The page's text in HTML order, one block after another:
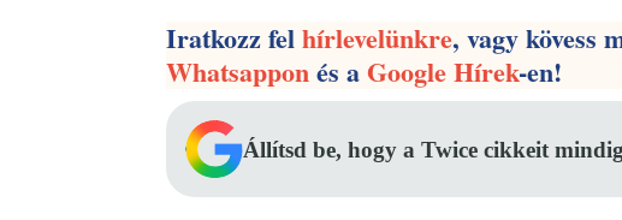
Iratkozz felhírlevelünkre, vagy kövess
Whatsapponés aGoogle Hírek-en!
Állítsd be, hogy a Twice cikkeit